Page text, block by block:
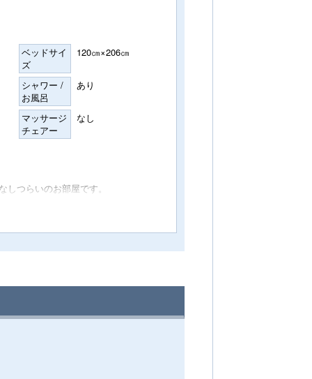
ベッドサイ
ズ
120㎝×206㎝
シャワー /
お風呂
あり
マッサージ
チェアー
なし
つらいのお部屋です。